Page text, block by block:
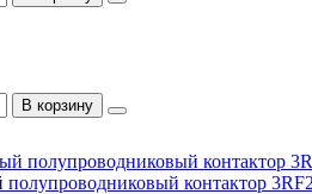
В корзину
контактор